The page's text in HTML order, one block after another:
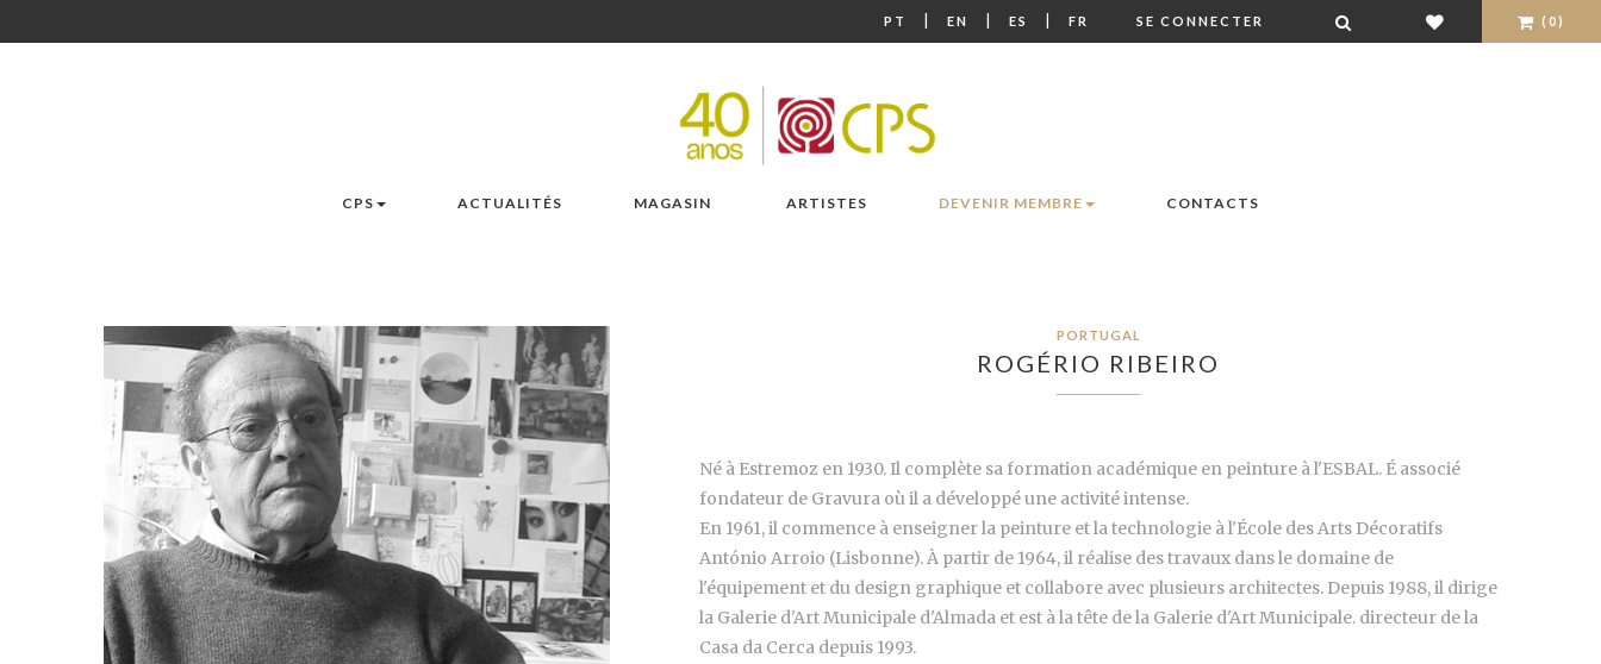
PT | EN | ES | FR SE CONNECTER (0)
CPS ACTUALITÉS MAGASIN ARTISTES DEVENIR MEMBRE CONTACTS
PORTUGAL
ROGÉRIO RIBEIRO
Né à Estremoz en 1930. Il complète sa formation académique en peinture à l'ESBAL. É associé
fondateur de Gravura où il a développé une activité intense.
En 1961, il commence à enseigner la peinture et la technologie à l'École des Arts Décoratifs
António Arroio (Lisbonne). À partir de 1964, il réalise des travaux dans le domaine de
l'équipement et du design graphique et collabore avec plusieurs architectes. Depuis 1988, il dirige
la Galerie d'Art Municipale d'Almada et est à la tête de la Galerie d'Art Municipale. directeur de la
Casa da Cerca depuis 1993.